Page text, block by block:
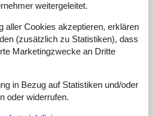
Externe Bewertungen
2,0
weitergeleitet.
aller Cookies akzeptieren, erklären
(zusätzlich zu Statistiken), dass
Marketingzwecke an Dritte
in Bezug auf Statistiken und/oder
oder widerrufen.